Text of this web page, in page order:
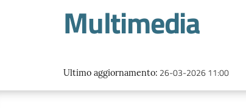
Multimedia
Ultimo aggiornamento: 26-03-2026 11:00